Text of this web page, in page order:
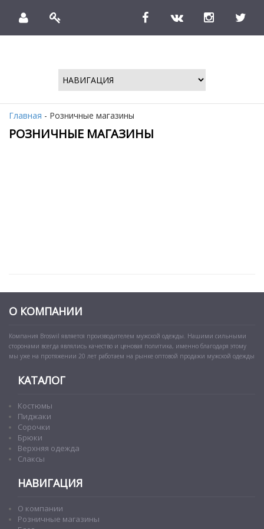
Главная - Розничные магазины
РОЗНИЧНЫЕ МАГАЗИНЫ
О КОМПАНИИ
Компания Broswil является производителем мужской одежды. Нашими сильными
сторонами всегда являлись качество и ценовая политика, именно благодаря этому
мы уже на протяжении 20 лет работаем на рынке оптовой продажи мужской одежды
КАТАЛОГ
Костюмы
Пиджаки
Сорочки
Брюки
Верхняя одежда
Слаксы
НАВИГАЦИЯ
О компании
Розничные магазины